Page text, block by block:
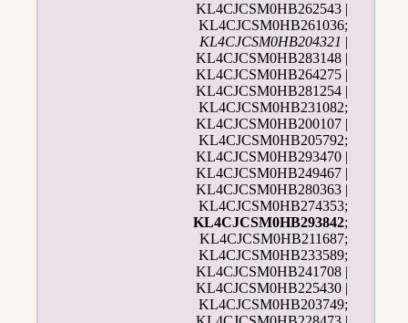
KL4CJCSM0HB262543 |
KL4CJCSM0HB261036;
KL4CJCSM0HB204321 |
KL4CJCSM0HB283148 |
KL4CJCSM0HB264275 |
KL4CJCSM0HB281254 |
KL4CJCSM0HB231082;
KL4CJCSM0HB200107 |
KL4CJCSM0HB205792;
KL4CJCSM0HB293470 |
KL4CJCSM0HB249467 |
KL4CJCSM0HB280363 |
KL4CJCSM0HB274353;
KL4CJCSM0HB293842;
KL4CJCSM0HB211687;
KL4CJCSM0HB233589;
KL4CJCSM0HB241708 |
KL4CJCSM0HB225430 |
KL4CJCSM0HB203749;